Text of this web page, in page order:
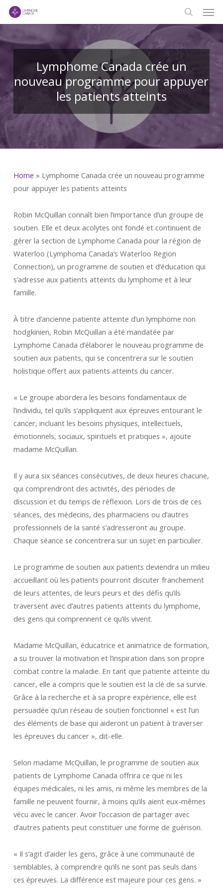
Skip
content
search
Lymphome Canada crée un
nouveau programme pour appuyer
les patients atteints
Home » Lymphome Canada crée un nouveau programme
pour appuyer les patients atteints
Robin McQuillan connaît bien l’importance d’un groupe de
soutien. Elle et deux acolytes ont fondé et continuent de
gérer la section de Lymphome Canada pour la région de
Waterloo (Lymphoma Canada’s Waterloo Region
Connection), un programme de soutien et d’éducation qui
s’adresse aux patients atteints du lymphome et à leur
famille.
À titre d’ancienne patiente atteinte d’un lymphome non
hodgkinien, Robin McQuillan a été mandatée par
Lymphome Canada d’élaborer le nouveau programme de
soutien aux patients, qui se concentrera sur le soutien
holistique offert aux patients atteints du cancer.
« Le groupe abordera les besoins fondamentaux de
l’individu, tel qu’ils s’appliquent aux épreuves entourant le
cancer, incluant les besoins physiques, intellectuels,
émotionnels, sociaux, spirituels et pratiques », ajoute
madame McQuillan.
Il y aura six séances consécutives, de deux heures chacune,
qui comprendront des activités, des périodes de
discussion et du temps de réflexion. Lors de trois de ces
séances, des médecins, des pharmaciens ou d’autres
professionnels de la santé s’adresseront au groupe.
Chaque séance se concentrera sur un sujet en particulier.
Le programme de soutien aux patients deviendra un milieu
accueillant où les patients pourront discuter franchement
de leurs attentes, de leurs peurs et des défis qu’ils
traversent avec d’autres patients atteints du lymphome,
des gens qui comprennent ce qu’ils vivent.
Madame McQuillan, éducatrice et animatrice de formation,
a su trouver la motivation et l’inspiration dans son propre
combat contre la maladie. En tant que patiente atteinte du
cancer, elle a compris que le soutien est la clé de sa survie.
Grâce à la recherche et à sa propre expérience, elle est
persuadée qu’un réseau de soutien fonctionnel « est l’un
des éléments de base qui aideront un patient à traverser
les épreuves du cancer », dit-elle.
Selon madame McQuillan, le programme de soutien aux
patients de Lymphome Canada offrira ce que ni les
équipes médicales, ni les amis, ni même les membres de la
famille ne peuvent fournir, à moins qu’ils aient eux-mêmes
vécu avec le cancer. Avoir l’occasion de partager avec
d’autres patients peut constituer une forme de guérison.
« Il s’agit d’aider les gens, grâce à une communauté de
semblables, à comprendre qu’ils ne sont pas seuls dans
ces épreuves. La différence est majeure pour ces gens. »